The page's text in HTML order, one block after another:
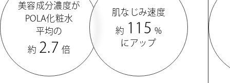
美容成分濃度が
POLA化粧水
平均の
約 2.7 倍
肌なじみ速度
約 115 %
にアップ